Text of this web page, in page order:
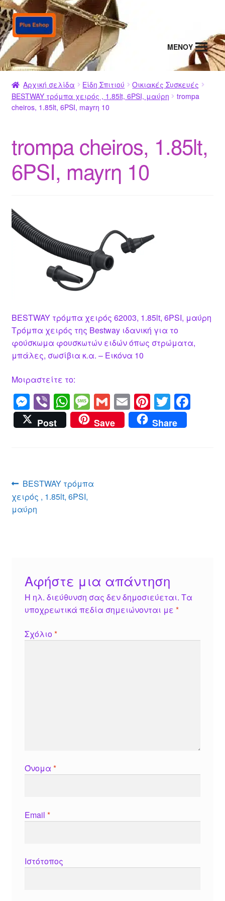
Απευθείας
μετάβαση
στην
πλοήγηση
Μετάβαση
σε
περιεχόμενο
MENΟΥ
Αρχική σελίδα Είδη Σπιτιού
Οικιακές Συσκευές
BESTWAY τρόμπα χειρός , 1.85lt, 6PSI, μαύρη
trompa
cheiros, 1.85lt, 6PSI, mayrη 10
trompa cheiros, 1.85lt,
6PSI, mayrη 10
BESTWAY τρόμπα χειρός 62003, 1.85lt, 6PSI, μαύρη
Τρόμπα χειρός της Bestway ιδανική για το
φούσκωμα φουσκωτών ειδών όπως στρώματα,
μπάλες, σωσίβια κ.α. – Εικόνα 10
Μοιραστείτε το:
M
e
ss
g
er
Vi
b
er
W
h
at
p
p
M
e
ss
e
G
m
ail
E
m
ail
Pi
nt
er
T
wi
tt
F
Post Save Share
Πλοήγηση
άρθρων
Προηγούμενο
άρθρο:
BESTWAY τρόμπα
χειρός , 1.85lt, 6PSI,
μαύρη
Αφήστε μια απάντηση
Η ηλ. διεύθυνση σας δεν δημοσιεύεται. Τα
υποχρεωτικά πεδία σημειώνονται με *
Σχόλιο*
Όνομα *
Email *
Ιστότοπος